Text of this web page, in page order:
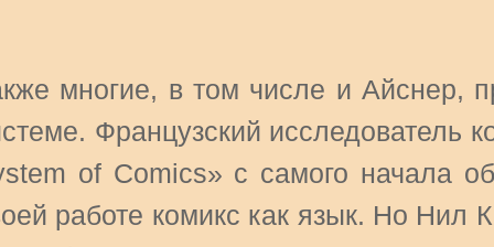
многие, в том числе и Айснер,
Французский исследователь
of Comics» с самого начала
работе комикс как язык. Но Нил